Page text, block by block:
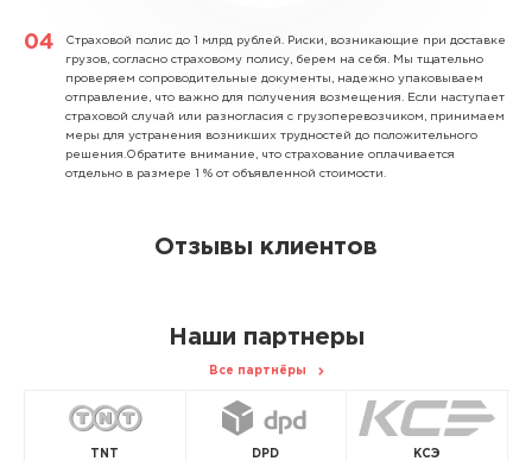
Страховой полис до 1 млрд рублей. Риски, возникающие при доставке
грузов, согласно страховому полису, берем на себя. Мы тщательно
проверяем сопроводительные документы, надежно упаковываем
отправление, что важно для получения возмещения. Если наступает
страховой случай или разногласия с грузоперевозчиком, принимаем
меры для устранения возникших трудностей до положительного
решения.Обратите внимание, что страхование оплачивается
отдельно в размере 1 % от объявленной стоимости.
Отзывы клиентов
Наши партнеры
Все партнёры
TNT DPD КСЭ